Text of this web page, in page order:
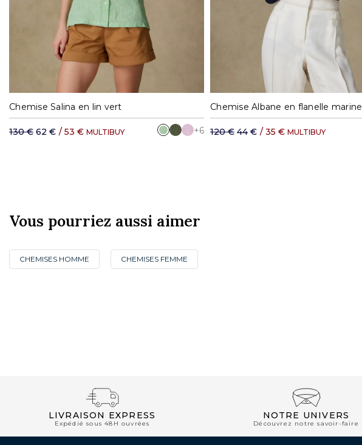
S M L
Chemise Salina en lin vert
130 € 62 € / 53 € MULTIBUY +6
S M L XL
Chemise Albane en flanelle marine
120 € 44 € / 35 € MULTIBUY
Vous pourriez aussi aimer
CHEMISES HOMME CHEMISES FEMME
LIVRAISON EXPRESS
Expédié sous 48H ouvrées
NOTRE UNIVERS
Découvrez notre savoir-faire